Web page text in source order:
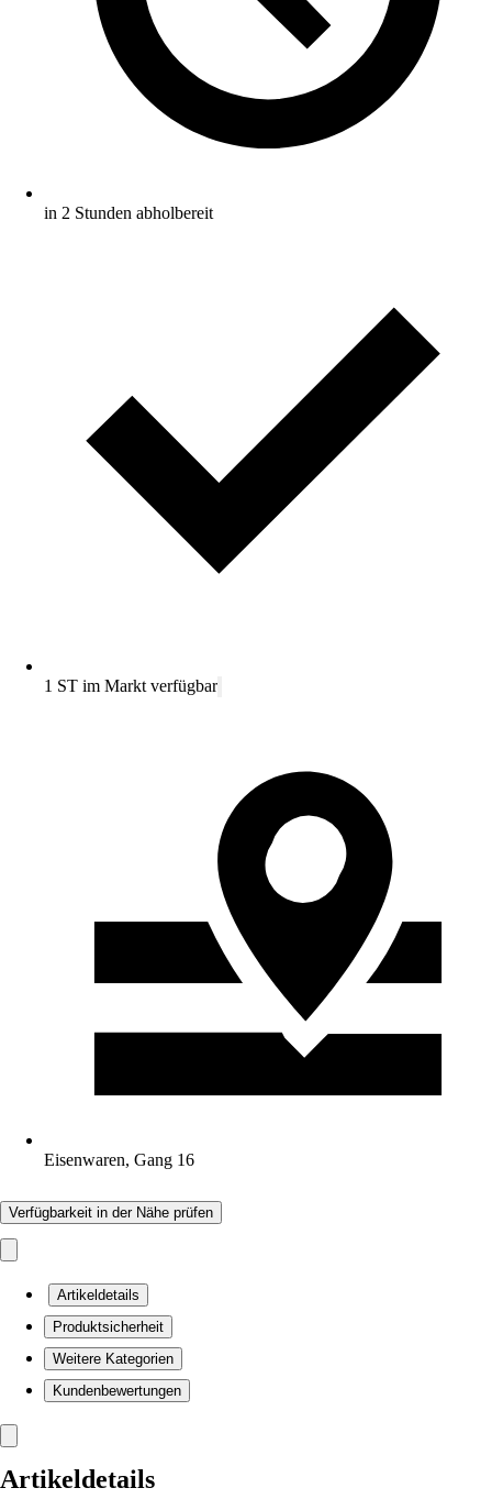
in 2 Stunden abholbereit
1 ST im Markt verfügbar
Eisenwaren, Gang 16
Verfügbarkeit in der Nähe prüfen
Artikeldetails
Produktsicherheit
Weitere Kategorien
Kundenbewertungen
Artikeldetails